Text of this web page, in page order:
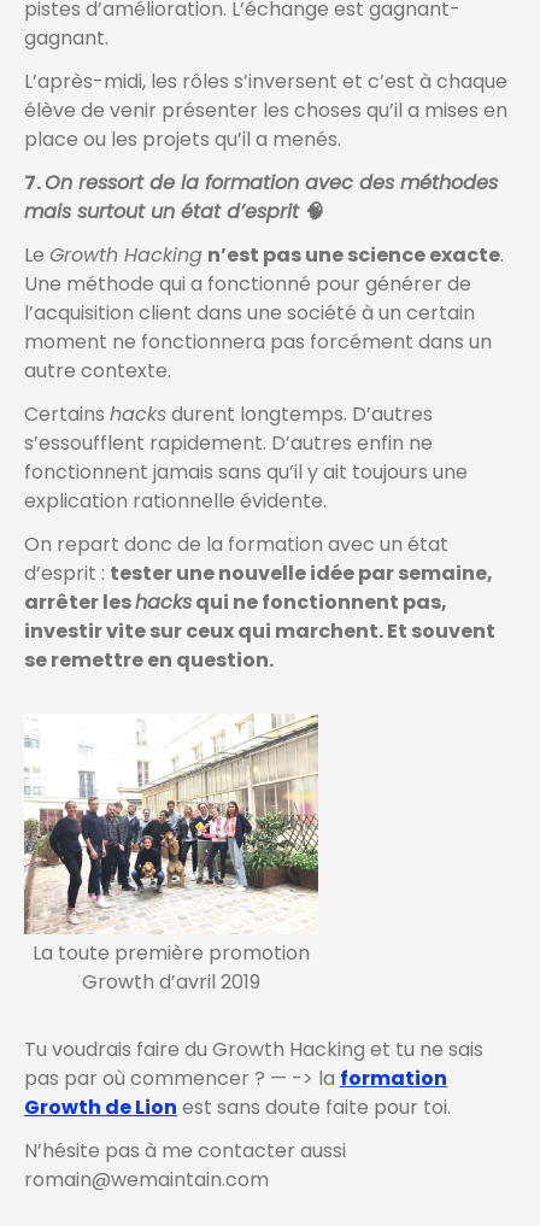
pistes d’amélioration. L’échange est gagnant-
gagnant.
L’après-midi, les rôles s’inversent et c’est à chaque
élève de venir présenter les choses qu’il a mises en
place ou les projets qu’il a menés.
7.On ressort de la formation avec des méthodes
mais surtout un état d’esprit 🧠
Le Growth Hacking n’est pas une science exacte.
Une méthode qui a fonctionné pour générer de
l’acquisition client dans une société à un certain
moment ne fonctionnera pas forcément dans un
autre contexte.
Certains hacksdurent longtemps. D’autres
s’essoufflent rapidement. D’autres enfin ne
fonctionnent jamais sans qu’il y ait toujours une
explication rationnelle évidente.
On repart donc de la formation avec un état
d’esprit : tester une nouvelle idée par semaine,
arrêter leshacksqui ne fonctionnent pas,
investir vite sur ceux qui marchent. Et souvent
se remettre en question.
La toute première promotion
Growth d’avril 2019
Tu voudrais faire du Growth Hacking et tu ne sais
pas par où commencer ? — -> la formation
Growth de Lion est sans doute faite pour toi.
N’hésite pas à me contacter aussi
romain@wemaintain.com